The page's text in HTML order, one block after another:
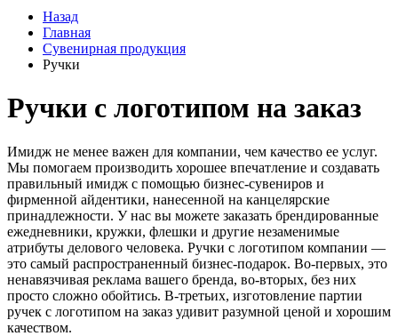
Назад
Главная
Сувенирная продукция
Ручки
Ручки с логотипом на заказ
Имидж не менее важен для компании, чем качество ее услуг.
Мы помогаем производить хорошее впечатление и создавать
правильный имидж с помощью бизнес-сувениров и
фирменной айдентики, нанесенной на канцелярские
принадлежности. У нас вы можете заказать брендированные
ежедневники, кружки, флешки и другие незаменимые
атрибуты делового человека. Ручки с логотипом компании —
это самый распространенный бизнес-подарок. Во-первых, это
ненавязчивая реклама вашего бренда, во-вторых, без них
просто сложно обойтись. В-третьих, изготовление партии
ручек с логотипом на заказ удивит разумной ценой и хорошим
качеством.